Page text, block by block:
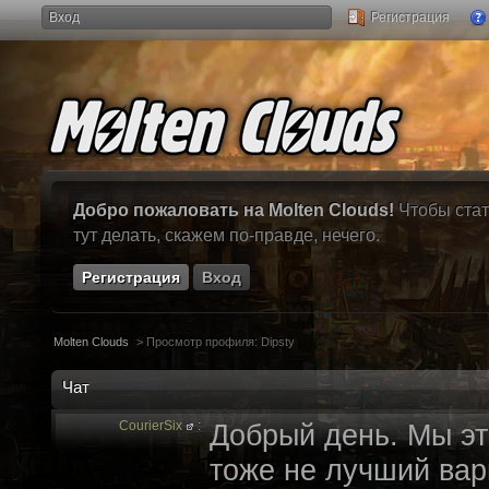
Вход Регистрация
Добро пожаловать на Molten Clouds! Чтобы
тут делать, скажем по-правде, нечего.
Регистрация Вход
Molten Clouds > Просмотр профиля: Dipsty
Чат
CourierSix : Добрый день. Мы
тоже не лучший